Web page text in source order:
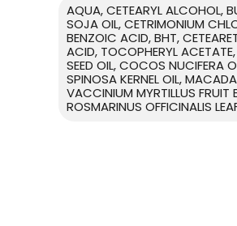
AQUA, CETEARYL ALCOHOL,
SOJA OIL, CETRIMONIUM
BENZOIC ACID, BHT,
ACID, TOCOPHERYL
SEED OIL, COCOS NUCIFERA
SPINOSA KERNEL OIL,
VACCINIUM MYRTILLUS
ROSMARINUS OFFICINALIS